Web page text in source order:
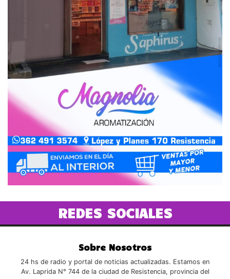
REDES SOCIALES
Sobre Nosotros
24 hs de radio y portal de noticias actualizadas. Estamos en
Av. Laprida N° 744 de la ciudad de Resistencia, provincia del